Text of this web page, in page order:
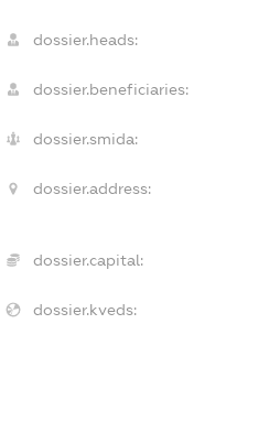
dossier.heads:
dossier.beneficiaries:
dossier.smida:
dossier.address:
dossier.capital:
dossier.kveds: